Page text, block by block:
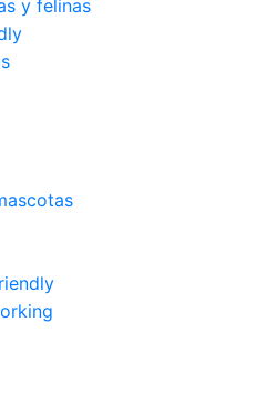
y felinas